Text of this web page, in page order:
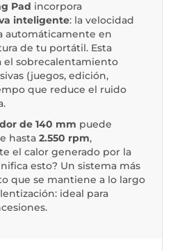
Pad incorpora
inteligente: la velocidad
automáticamente en
de tu portátil. Esta
el sobrecalentamiento
(juegos, edición,
que reduce el ruido
de 140 mm puede
hasta 2.550 rpm,
el calor generado por la
esto? Un sistema más
que se mantiene a lo largo
ideal para